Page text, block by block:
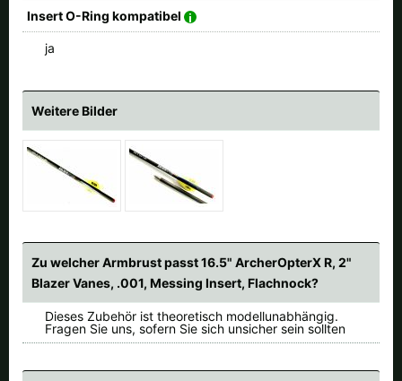
Insert O-Ring kompatibel
ja
Weitere Bilder
Zu welcher Armbrust passt 16.5" ArcherOpterX R, 2"
Blazer Vanes, .001, Messing Insert, Flachnock?
Dieses Zubehör ist theoretisch modellunabhängig.
Fragen Sie uns, sofern Sie sich unsicher sein sollten